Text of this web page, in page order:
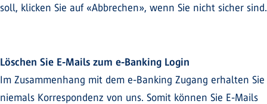
soll, klicken Sie auf «Abbrechen», wenn Sie nicht sicher sind.
Löschen Sie E-Mails zum e-Banking Login
Im Zusammenhang mit dem e-Banking Zugang erhalten Sie
niemals Korrespondenz von uns. Somit können Sie E-Mails